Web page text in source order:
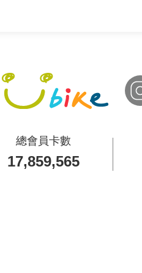
02-8978-8822
總會員卡數
17,859,565